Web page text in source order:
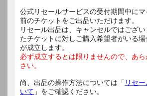
公式リセールサービスの受付期間中に
前のチケットをご出品いただけます。
リセール出品は、キャンセルではござ
たチケットに対しご購入希望者がいる
が成立します。
必ず成立するとは限りませんので、あ
さい。
尚、出品の操作方法については「 リセ
いて 」をご確認ください。